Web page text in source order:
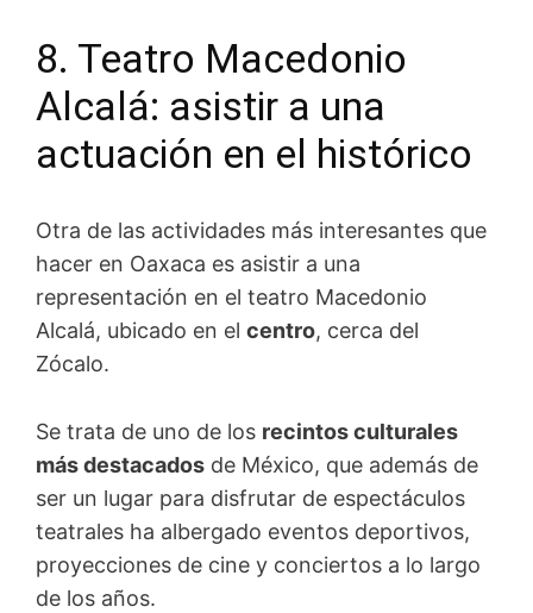
8. Teatro Macedonio
Alcalá: asistir a una
actuación en el histórico
Otra de las actividades más interesantes que
hacer en Oaxaca es asistir a una
representación en el teatro Macedonio
Alcalá, ubicado en el centro, cerca del
Zócalo.
Se trata de uno de los recintos culturales
más destacados de México, que además de
ser un lugar para disfrutar de espectáculos
teatrales ha albergado eventos deportivos,
proyecciones de cine y conciertos a lo largo
de los años.